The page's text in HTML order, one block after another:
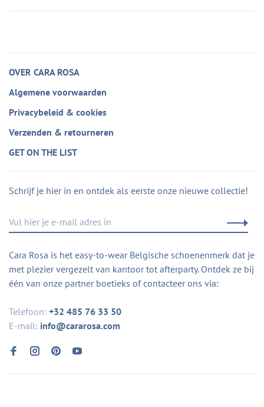
OVER CARA ROSA
Algemene voorwaarden
Privacybeleid & cookies
Verzenden & retourneren
GET ON THE LIST
Schrijf je hier in en ontdek als eerste onze nieuwe collectie!
Cara Rosa is het easy-to-wear Belgische schoenenmerk dat je
met plezier vergezelt van kantoor tot afterparty. Ontdek ze bij
één van onze partner boetieks of contacteer ons via:
Telefoon: +32 485 76 33 50
E-mail: info@cararosa.com